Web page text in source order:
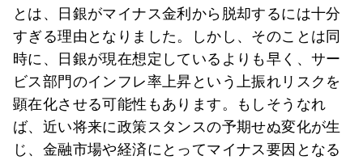
とは、日銀がマイナス金利から脱却するには十分
すぎる理由となりました。しかし、そのことは同
時に、日銀が現在想定しているよりも早く、サー
ビス部門のインフレ率上昇という上振れリスクを
顕在化させる可能性もあります。もしそうなれ
ば、近い将来に政策スタンスの予期せぬ変化が生
じ、金融市場や経済にとってマイナス要因となる